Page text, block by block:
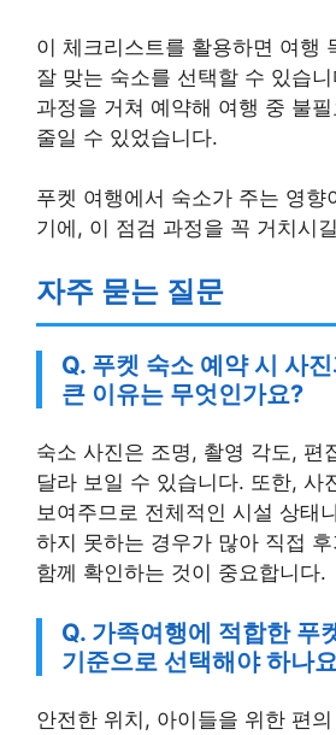
이 체크리스트를 활용하면 여행
잘 맞는 숙소를 선택할 수 있습
과정을 거쳐 예약해 여행 중 불
줄일 수 있었습니다.
푸켓 여행에서 숙소가 주는 영향
기에, 이 점검 과정을 꼭 거치시
자주 묻는 질문
Q. 푸켓 숙소 예약 시 사
큰 이유는 무엇인가요?
숙소 사진은 조명, 촬영 각도, 편
달라 보일 수 있습니다. 또한, 사
보여주므로 전체적인 시설 상태
하지 못하는 경우가 많아 직접
함께 확인하는 것이 중요합니다.
Q. 가족여행에 적합한 푸
기준으로 선택해야 하나
안전한 위치, 아이들을 위한 편